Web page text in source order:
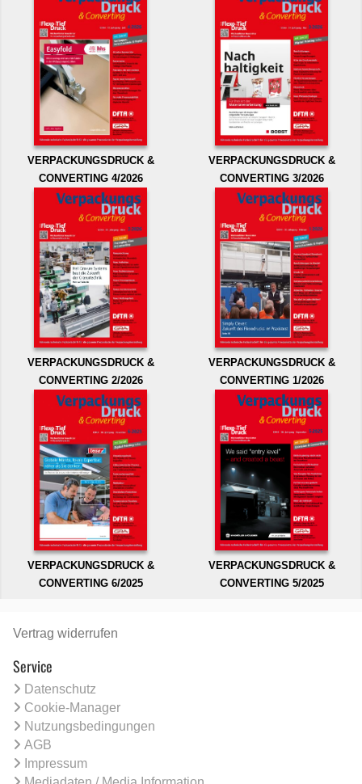
VERPACKUNGSDRUCK &
CONVERTING 4/2026
VERPACKUNGSDRUCK &
CONVERTING 3/2026
VERPACKUNGSDRUCK &
CONVERTING 2/2026
VERPACKUNGSDRUCK &
CONVERTING 1/2026
VERPACKUNGSDRUCK &
CONVERTING 6/2025
VERPACKUNGSDRUCK &
CONVERTING 5/2025
Vertrag widerrufen
Service
Datenschutz
Cookie-Manager
Nutzungsbedingungen
AGB
Impressum